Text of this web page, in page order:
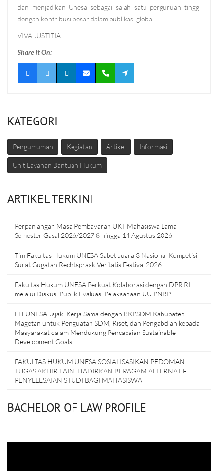
dan menjadikan Unesa sebagai salah satu perguruan tinggi
dengan kontribusi besar dalam publikasi global.
VIVA JUSTITIA
Share It On:
KATEGORI
Pengumuman Kegiatan Artikel Informasi
Unit Layanan Bantuan Hukum
ARTIKEL TERKINI
Perpanjangan Masa Pembayaran UKT Mahasiswa Lama
Semester Gasal 2026/2027 8 hingga 14 Agustus 2026
Tim Fakultas Hukum UNESA Sabet Juara 3 Nasional Kompetisi
Surat Gugatan Rechtspraak Veritatis Festival 2026
Fakultas Hukum UNESA Perkuat Kolaborasi dengan DPR RI
melalui Diskusi Publik Evaluasi Pelaksanaan UU PNBP
FH UNESA Jajaki Kerja Sama dengan BKPSDM Kabupaten
Magetan untuk Penguatan SDM, Riset, dan Pengabdian kepada
Masyarakat dalam Mendukung Pencapaian Sustainable
Development Goals
FAKULTAS HUKUM UNESA SOSIALISASIKAN PEDOMAN
TUGAS AKHIR LAIN, HADIRKAN BERAGAM ALTERNATIF
PENYELESAIAN STUDI BAGI MAHASISWA
BACHELOR OF LAW PROFILE